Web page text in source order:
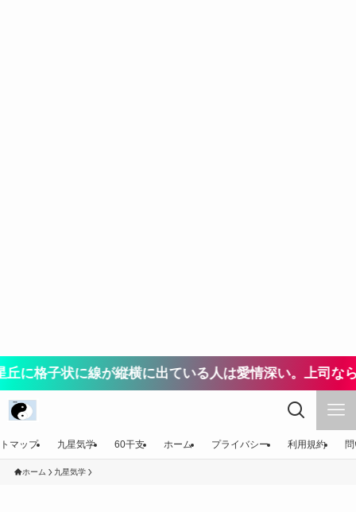
に線が縦横に出ている人は愛情深い。上司なら配慮が
マップ 九星気学 60干支 ホーム プライバシー 利用規約
ホーム 九星気学